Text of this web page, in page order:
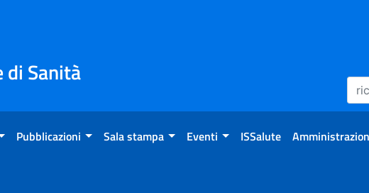
Sanità
Pubblicazioni Sala stampa Eventi ISSalute